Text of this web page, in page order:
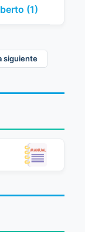
(1)
siguiente